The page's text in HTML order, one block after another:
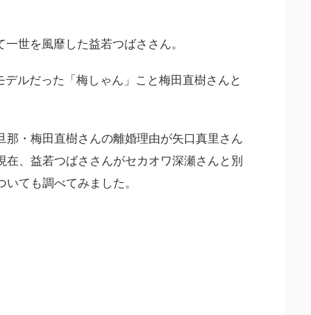
世を風靡した益若つばささん。
ルだった「梅しゃん」こと梅田直樹さんと
・梅田直樹さんの離婚理由が矢口真里さん
、益若つばささんがセカオワ深瀬さんと別
ても調べてみました。